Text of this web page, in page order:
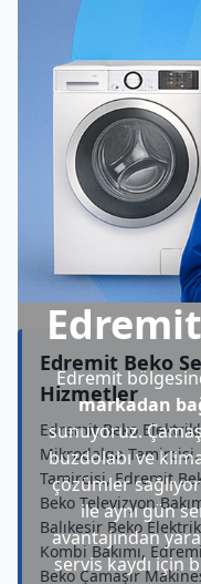
Edremit
markadan
sunuyoruz.
buzdolabı ve
çözümler
ile aynı gün
avantajından
servis kaydı için
Edremit Beko
Hizmetler
Edremit Beko
Mikrodalga
Tamircisi, Edremit
Beko Televizyon
Balıkesir Beko
Kombi Bakımı,
Beko Çamaşır